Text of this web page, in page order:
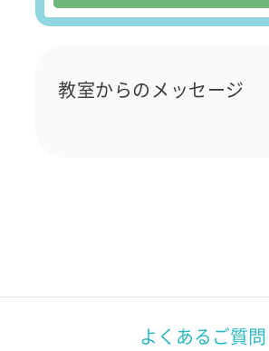
教室からのメッセージ
よくあるご質問